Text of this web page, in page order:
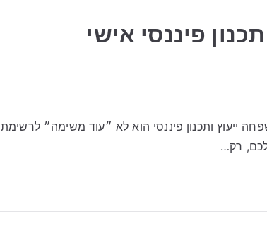
פיננסי אישי
ייעוץ ותכנון פיננסי הוא לא ״עוד משימה״ לרשימת
רק…